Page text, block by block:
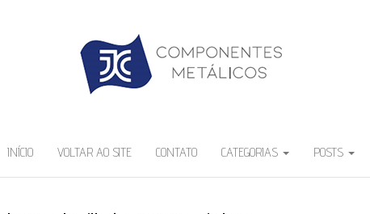
INÍCIO VOLTAR AO SITE CONTATO CATEGORIAS POSTS